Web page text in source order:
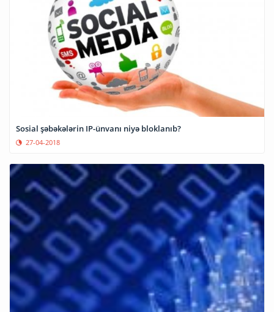
Sosial şəbəkələrin IP-ünvanı niyə bloklanıb?
27-04-2018